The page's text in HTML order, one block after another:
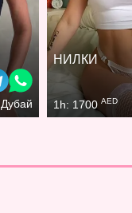
Дубай
НИЛКИ
1h: 1700 AED